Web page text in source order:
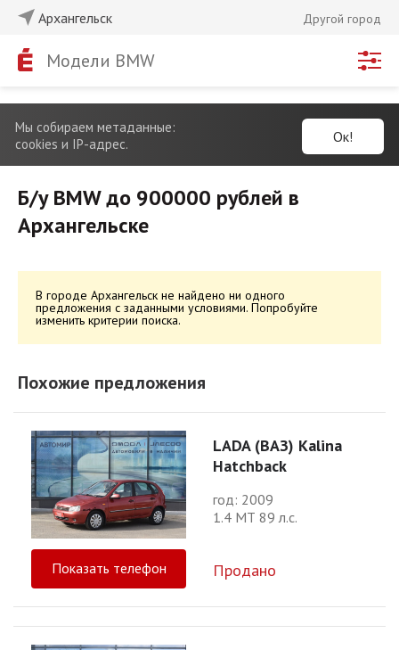
Архангельск Другой город
Модели BMW
Мы собираем метаданные:
cookies и IP-адрес.
Ок!
Б/у BMW до 900000 рублей в
Архангельске
В городе Архангельск не найдено ни одного
предложения с заданными условиями. Попробуйте
изменить критерии поиска.
Похожие предложения
LADA (ВАЗ) Kalina
Hatchback
год: 2009
1.4 МТ 89 л.с.
Показать телефон Продано